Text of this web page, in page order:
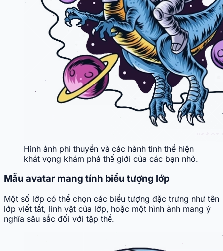
Hình ảnh phi thuyền và các hành tinh thể hiện
khát vọng khám phá thế giới của các bạn nhỏ.
Mẫu avatar mang tính biểu tượng lớp
Một số lớp có thể chọn các biểu tượng đặc trưng như tên
lớp viết tắt, linh vật của lớp, hoặc một hình ảnh mang ý
nghĩa sâu sắc đối với tập thể.